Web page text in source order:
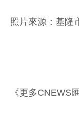
照片來源：基隆
《更多CNEWS